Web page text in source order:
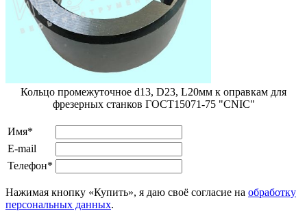
Кольцо промежуточное d13, D23, L20мм к оправкам для
фрезерных станков ГОСТ15071-75 "CNIC"
Имя*
E-mail
Телефон*
Нажимая кнопку «Купить», я даю своё согласие на обработку
персональных данных.